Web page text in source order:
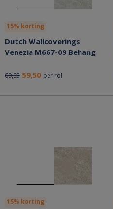
15% korting
Dutch Wallcoverings
Venezia M667-09 Behang
69,95 59,50 per rol
15% korting